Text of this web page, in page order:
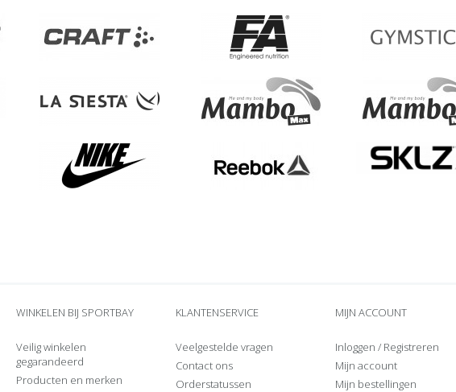
WINKELEN BIJ SPORTBAY
Veilig winkelen
gegarandeerd
Producten en merken
KLANTENSERVICE
Veelgestelde vragen
Contact ons
Orderstatussen
MIJN ACCOUNT
Inloggen / Registreren
Mijn account
Mijn bestellingen